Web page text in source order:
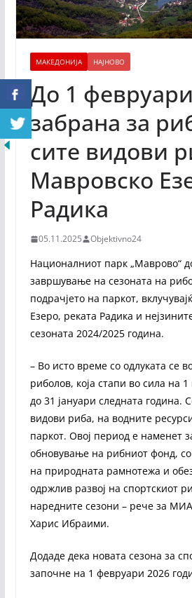
МАКЕДОНИЈА НАЈНОВО
До 1 февруари
забрана за
сите видови
Мавровско
Радика
05.11.2025 Objektivno24
Националниот парк „Маврово“
завршување на сезоната на
подрачјето на паркот,
Езеро, реката Радика и
сезоната 2024/2025 година.
– Во исто време со одлуката се
риболов, која стапи во сила на
до 31 јануари следната година.
видови риба, на водните
паркот. Овој период е наменет
обновување на рибниот фонд,
на природната рамнотежа и
одржлив развој на спортскиот
наредните сезони – рече за
Харис Ибраими.
Додаде дека новата сезона за
започне на 1 февруари 2026